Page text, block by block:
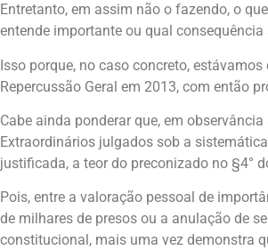
Entretanto, em assim não o fazendo, o
entende importante ou qual
Isso porque, no caso concreto,
Repercussão Geral em 2013, com então
Cabe ainda ponderar que, em
Extraordinários julgados sob a
justificada, a teor do preconizado no §4°
Pois, entre a valoração pessoal de
de milhares de presos ou a anulação de
constitucional, mais uma vez demonstra